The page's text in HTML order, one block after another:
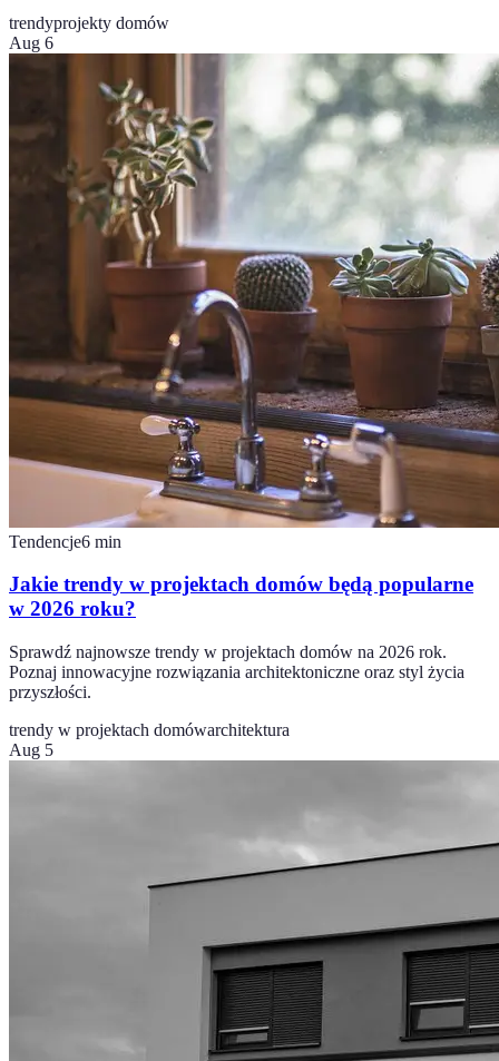
trendyprojekty domów
Aug 6
Tendencje6 min
Jakie trendy w projektach domów będą popularne
w 2026 roku?
Sprawdź najnowsze trendy w projektach domów na 2026 rok.
Poznaj innowacyjne rozwiązania architektoniczne oraz styl życia
przyszłości.
trendy w projektach domówarchitektura
Aug 5